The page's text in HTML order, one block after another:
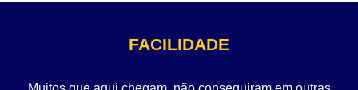
FACILIDADE